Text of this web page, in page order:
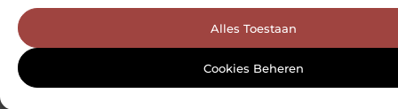
Alles Toestaan
Cookies Beheren